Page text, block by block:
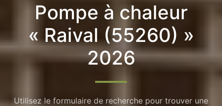
Pompe à chaleur
« Raival (55260) »
2026
Utilisez le formulaire de recherche pour trouver une